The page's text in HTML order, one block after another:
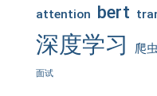
attention bert
深度学习 爬虫
面试